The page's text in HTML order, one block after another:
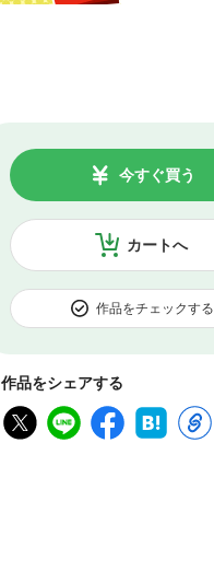
カートへ
今すぐ買う
作品をチェックする
作品をシェアする